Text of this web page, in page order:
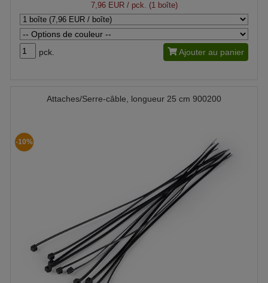
7,96 EUR/ pck. (1 boîte)
pck. Ajouter au panier
Attaches/Serre-câble, longueur 25 cm 900200
-10%